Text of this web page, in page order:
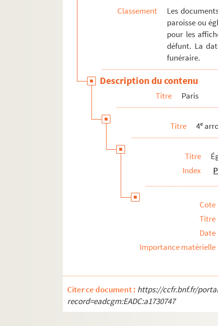
Ventes immobilières et mobilières
Classement
Les
paroisse ou
pour les
défunt. La
funéraire.
Description du contenu
Titre Paris
Titre 4e
Titre
Index
Cote
Titre
Date
Importance matérielle
Citer ce document : https://ccfr.bnf.fr/
record=eadcgm:EADC:a1730747